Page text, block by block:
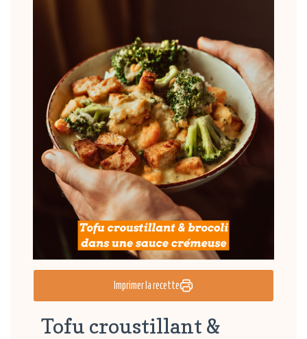
Imprimer la recette
Tofu croustillant &